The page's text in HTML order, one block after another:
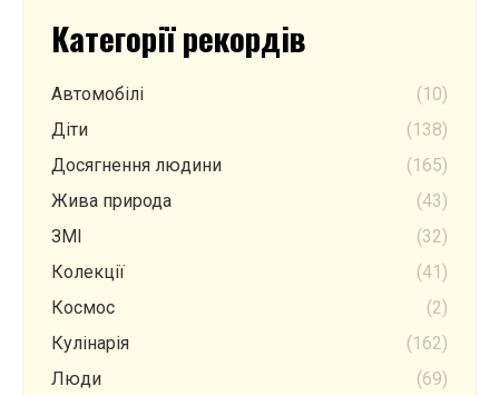
Категорії рекордів
Автомобілі
(10)
Діти
(138)
Досягнення людини
(165)
Жива природа
(43)
ЗМІ
(32)
Колекції
(41)
Космос
(2)
Кулінарія
(162)
Люди
(69)